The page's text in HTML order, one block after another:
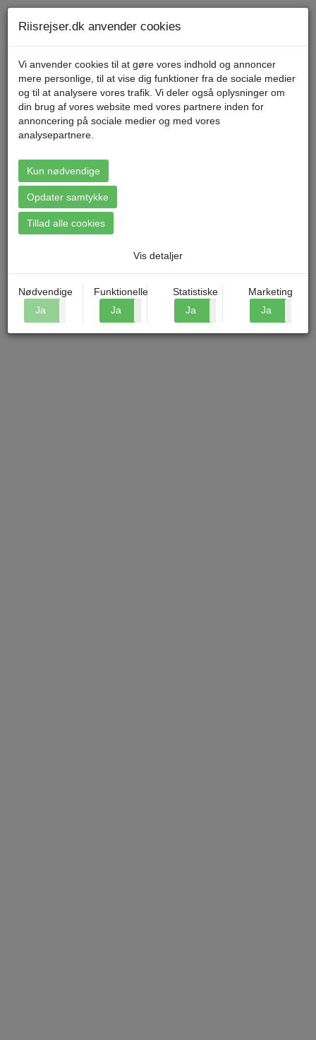
Menu
Booking: Bornholm - Østersøens
perle
Riisrejser.dk anvender cookies
Vi anvender cookies til at gøre vores indhold og annoncer
mere personlige, til at vise dig funktioner fra de sociale medier
og til at analysere vores trafik. Vi deler også oplysninger om
din brug af vores website med vores partnere inden for
annoncering på sociale medier og med vores
analysepartnere.
Kun nødvendige
Opdater samtykke
Tillad alle cookies
Vis detaljer
Nødvendige
Ja
Funktionelle
Ja
Statistiske
Ja
Marketing
Ja